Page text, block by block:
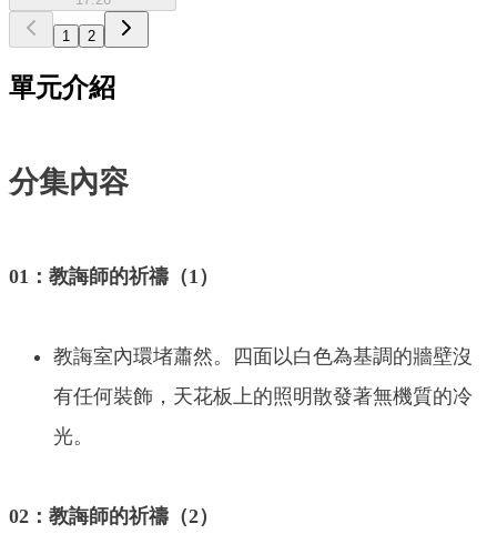
1 2
單元介紹
分集內容
01：教誨師的祈禱（1）
教誨室內環堵蕭然。四面以白色為基調的牆壁沒
有任何裝飾，天花板上的照明散發著無機質的冷
光。
02：教誨師的祈禱（2）